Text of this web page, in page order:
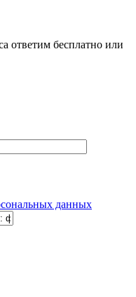
ответим бесплатно или
данных